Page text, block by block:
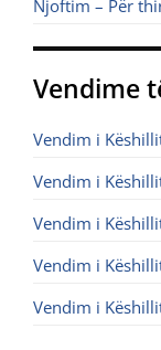
Njoftim – Për
Vendime
Vendim i
Vendim i
Vendim i
Vendim i
Vendim i